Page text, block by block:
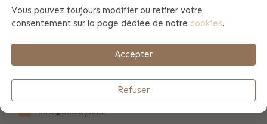
info@bulbby.com
Vous pouvez toujours modifier ou retirer votre
consentement sur la page dédiée de notre cookies.
Accepter
Refuser